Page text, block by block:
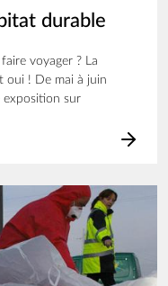
durable
voyager ? La
oui ! De mai à juin
exposition sur